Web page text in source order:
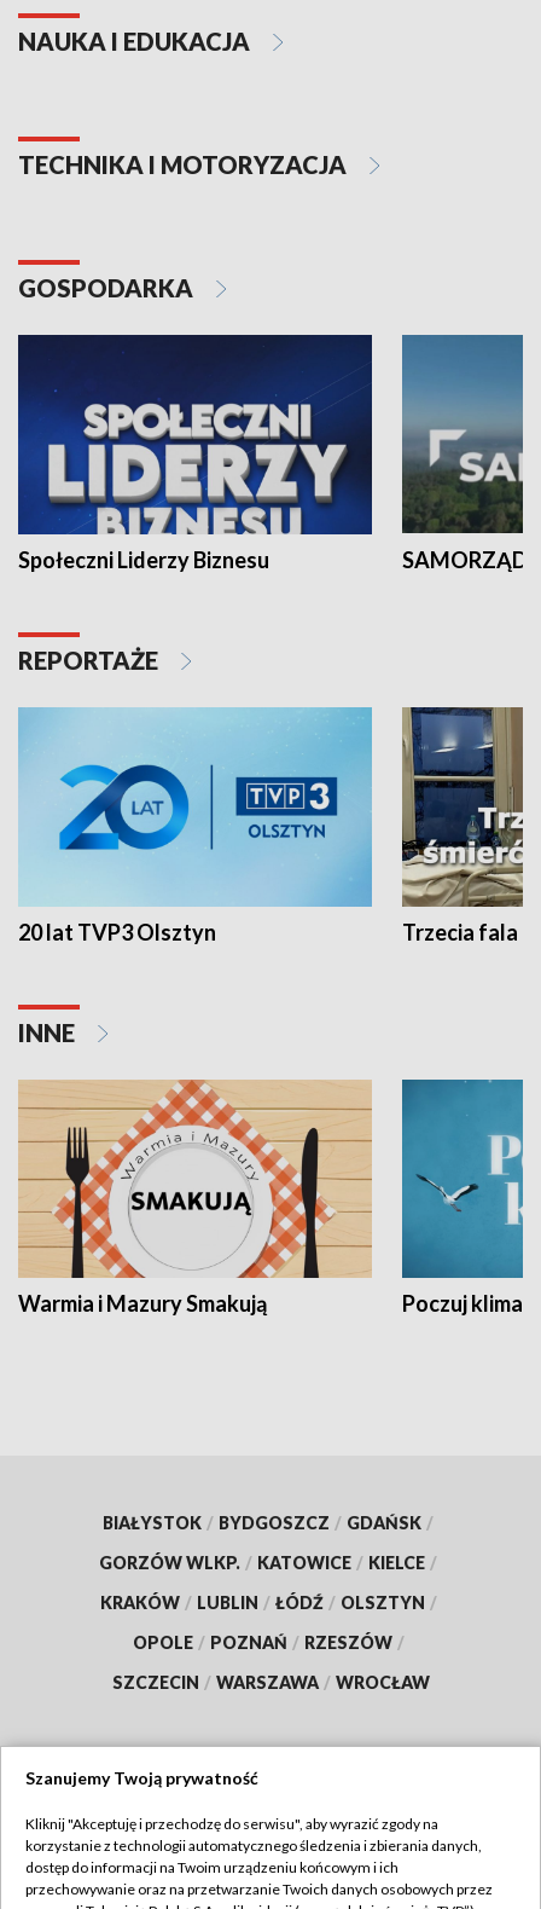
NAUKA I EDUKACJA
TECHNIKA I MOTORYZACJA
GOSPODARKA
Społeczni Liderzy Biznesu SAMORZĄD
REPORTAŻE
20 lat TVP3 Olsztyn Trzecia fala -
INNE
Warmia i Mazury Smakują Poczuj klimat
BIAŁYSTOK / BYDGOSZCZ / GDAŃSK /
GORZÓW WLKP. / KATOWICE / KIELCE /
KRAKÓW / LUBLIN / ŁÓDŹ / OLSZTYN /
OPOLE / POZNAŃ / RZESZÓW /
SZCZECIN / WARSZAWA / WROCŁAW
TVP
Abonament TVP
Regulamin TVP
Szanujemy Twoją prywatność
Kliknij "Akceptuję i przechodzę do serwisu", aby wyrazić zgody na
korzystanie z technologii automatycznego śledzenia i zbierania danych,
dostęp do informacji na Twoim urządzeniu końcowym i ich
przechowywanie oraz na przetwarzanie Twoich danych osobowych przez